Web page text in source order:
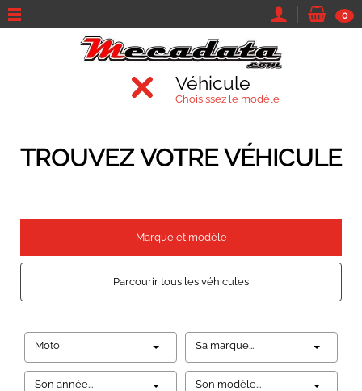
0
Véhicule
Choisissez le modèle
TROUVEZ VOTRE VÉHICULE
Marque et modèle
Parcourir tous les véhicules
Moto Sa marque...
Son année... Son modèle...